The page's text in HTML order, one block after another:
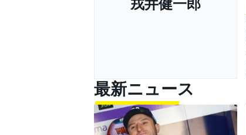
最新ニュース